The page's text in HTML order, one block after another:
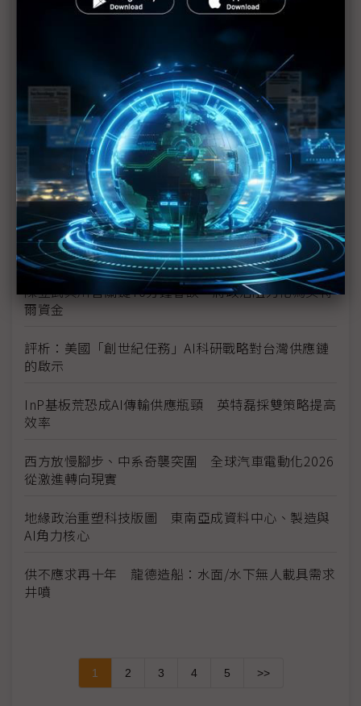
新的逆襲之路？ 業者估未來5~10年中國將竄出多家
未蒙其利先受其害 美國製造業景氣連9個月衰退
H200效能翻6倍、價格增3成 NVIDIA「清庫存」仍
讓中國動心
豐田目標2026全球生產破千萬輛 HEV需求強勁跨越
電動車放緩影響
東南亞各國與美貿易協議持續推進 2026聚焦關鍵礦
產、轉口問題
陳立武與川普關鍵40分鐘會談 將政治阻力化為英特
爾資金
評析：美國「創世紀任務」AI科研戰略對台灣供應鏈
的啟示
InP基板荒恐成AI傳輸供應瓶頸 英特磊採雙策略提高
效率
西方放慢腳步、中系奇襲突圍 全球汽車電動化2026
從激進轉向現實
地緣政治重塑科技版圖 東南亞成資料中心、製造與
AI角力核心
供不應求再十年 龍德造船：水面/水下無人載具需求
井噴
1 2 3 4 5 >>